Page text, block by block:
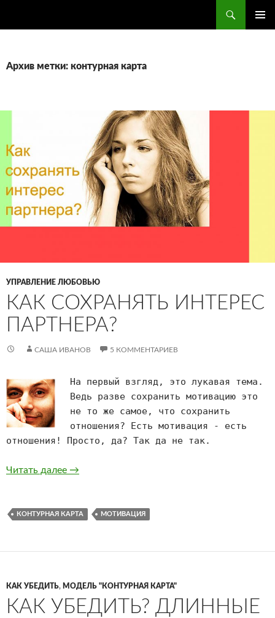
Архив метки: контурная карта
УПРАВЛЕНИЕ ЛЮБОВЬЮ
КАК СОХРАНЯТЬ ИНТЕРЕС
ПАРТНЕРА?
САША ИВАНОВ 5 КОММЕНТАРИЕВ
На первый взгляд, это лукавая тема.
Ведь разве сохранить мотивацию это
не то же самое, что сохранить
отношения? Есть мотивация - есть
отношения! Просто, да? Так да не так.
Читать далее Как сохранять интерес партнера?
→
КОНТУРНАЯ КАРТА МОТИВАЦИЯ
КАК УБЕДИТЬ, МОДЕЛЬ "КОНТУРНАЯ КАРТА"
КАК УБЕДИТЬ? ДЛИННЫЕ